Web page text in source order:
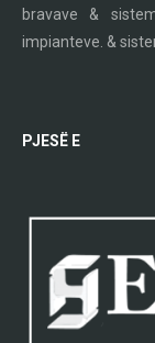
bravave &
impianteve. &
PJESË E